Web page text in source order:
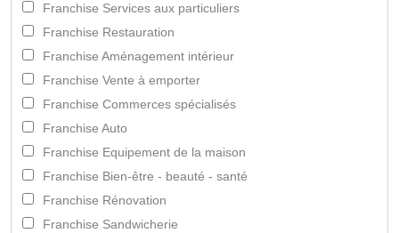
Franchise Services aux particuliers
Franchise Restauration
Franchise Aménagement intérieur
Franchise Vente à emporter
Franchise Commerces spécialisés
Franchise Auto
Franchise Equipement de la maison
Franchise Bien-être - beauté - santé
Franchise Rénovation
Franchise Sandwicherie